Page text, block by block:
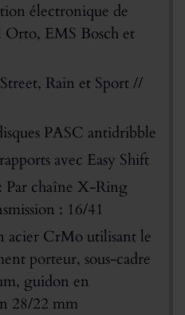
électronique de
EMS Bosch et
Rain et Sport //
PASC antidribble
avec Easy Shift
Par chaîne X-Ring
: 16/41
acier CrMo utilisant le
porteur, sous-cadre
guidon en
28/22 mm